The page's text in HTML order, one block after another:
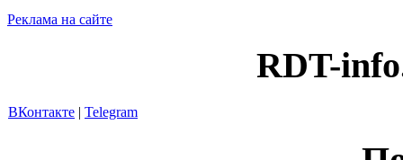
Реклама на сайте
RDT-
ВКонтакте | Telegram